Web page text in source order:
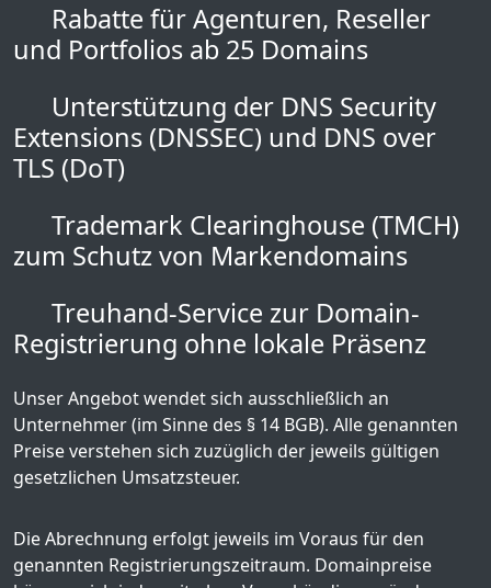
Rabatte für Agenturen, Reseller
und Portfolios ab 25 Domains
Unterstützung der DNS Security
Extensions (DNSSEC) und DNS over
TLS (DoT)
Trademark Clearinghouse (TMCH)
zum Schutz von Markendomains
Treuhand-Service zur Domain-
Registrierung ohne lokale Präsenz
Unser Angebot wendet sich ausschließlich an
Unternehmer (im Sinne des § 14 BGB). Alle genannten
Preise verstehen sich zuzüglich der jeweils gültigen
gesetzlichen Umsatzsteuer.
Die Abrechnung erfolgt jeweils im Voraus für den
genannten Registrierungszeitraum. Domainpreise